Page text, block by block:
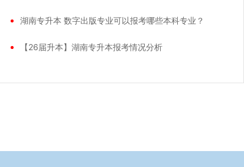
湖南专升本 数字出版专业可以报考哪些本科专业？
【26届升本】湖南专升本报考情况分析